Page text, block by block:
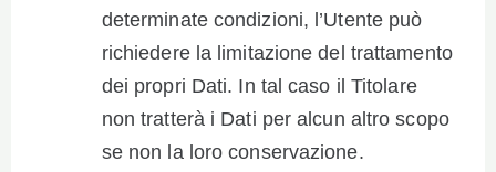
determinate condizioni, l’Utente può
richiedere la limitazione del trattamento
dei propri Dati. In tal caso il Titolare
non tratterà i Dati per alcun altro scopo
se non la loro conservazione.